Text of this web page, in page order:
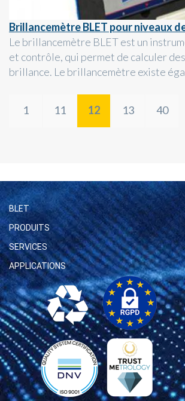
Brillancemètre BLET pour niveaux
Le brillancemètre BLET est un
et contrôle, qui permet de calculer
brillance. Le brillancemètre existe
1 11 12 13 40
BLET
PRODUITS
SERVICES
APPLICATIONS